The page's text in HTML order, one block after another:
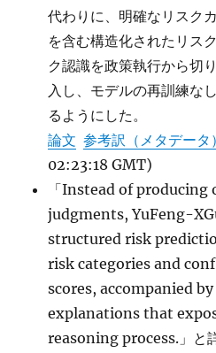
代わりに、明確なリスク
を含む構造化されたリス
ク認識を政策執行から切
入し、モデルの再訓練な
るようにした。
論文 参考訳（メタデータ）
02:23:18 GMT)
「Instead of producing
judgments, YuFeng-
structured risk
risk categories and
scores, accompanied
explanations that
reasoning process.」と